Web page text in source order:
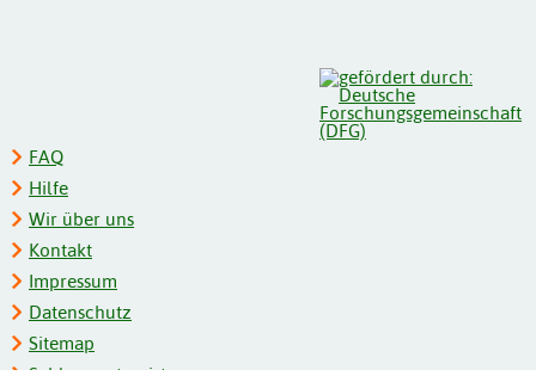
FAQ
Hilfe
Wir über uns
Kontakt
Impressum
Datenschutz
Sitemap